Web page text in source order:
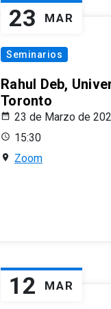
23 MAR
Seminarios
Rahul Deb,
Toronto
23 de Marzo de
15:30
Zoom
12 MAR